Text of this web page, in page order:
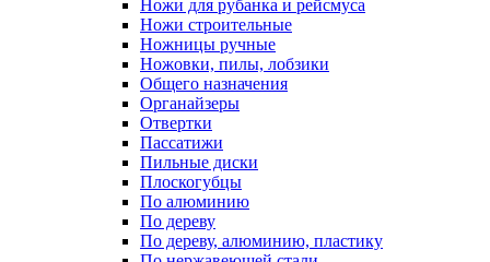
Ножи для рубанка и рейсмуса
Ножи строительные
Ножницы ручные
Ножовки, пилы, лобзики
Общего назначения
Органайзеры
Отвертки
Пассатижи
Пильные диски
Плоскогубцы
По алюминию
По дереву
По дереву, алюминию, пластику